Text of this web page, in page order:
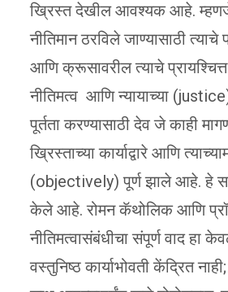
ख्रिस्त देखील आवश्यक आहे.
नीतिमान ठरविले जाण्यासाठी त्याचे
आणि क्रूसावरील त्याचे
नीतिमत्व आणि न्यायाच्या
पूर्तता करण्यासाठी देव जे काही
ख्रिस्ताच्या कार्याद्वारे आणि
(objectively) पूर्ण झाले आहे. हे
केले आहे. रोमन कॅथोलिक आणि
नीतिमत्वासंबंधीचा संपूर्ण वाद हा
वस्तुनिष्ठ कार्याभोवती केंद्रित